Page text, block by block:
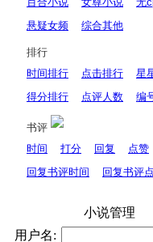
悬疑女频
综合其他
排行
时间排行
点击排行
星
得分排行
点评人数 编
书评
时间
打分 回复
点赞
回复书评时间
回复书评
小说管理
用户名: